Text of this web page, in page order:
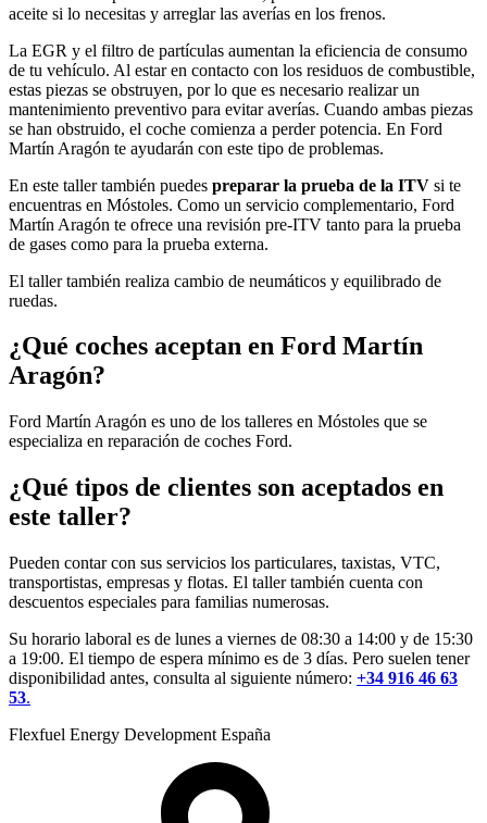
aceite si lo necesitas y arreglar las averías en los frenos.
La EGR y el filtro de partículas aumentan la eficiencia de consumo
de tu vehículo. Al estar en contacto con los residuos de combustible,
estas piezas se obstruyen, por lo que es necesario realizar un
mantenimiento preventivo para evitar averías. Cuando ambas piezas
se han obstruido, el coche comienza a perder potencia. En Ford
Martín Aragón te ayudarán con este tipo de problemas.
En este taller también puedes preparar la prueba de la ITV si te
encuentras en Móstoles. Como un servicio complementario, Ford
Martín Aragón te ofrece una revisión pre-ITV tanto para la prueba
de gases como para la prueba externa.
El taller también realiza cambio de neumáticos y equilibrado de
ruedas.
¿Qué coches aceptan en Ford Martín
Aragón?
Ford Martín Aragón es uno de los talleres en Móstoles que se
especializa en reparación de coches Ford.
¿Qué tipos de clientes son aceptados en
este taller?
Pueden contar con sus servicios los particulares, taxistas, VTC,
transportistas, empresas y flotas. El taller también cuenta con
descuentos especiales para familias numerosas.
Su horario laboral es de lunes a viernes de 08:30 a 14:00 y de 15:30
a 19:00. El tiempo de espera mínimo es de 3 días. Pero suelen tener
disponibilidad antes, consulta al siguiente número: +34 916 46 63
53.
Flexfuel Energy Development España